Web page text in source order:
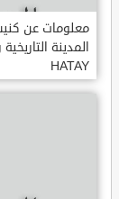
معلومات عن
HATAY